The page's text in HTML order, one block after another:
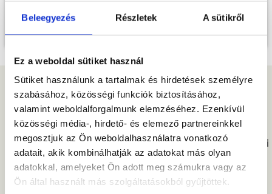
Beleegyezés Részletek A sütikről
Ez a weboldal sütiket használ
Sütiket használunk a tartalmak és hirdetések személyre
szabásához, közösségi funkciók biztosításához,
valamint weboldalforgalmunk elemzéséhez. Ezenkívül
közösségi média-, hirdető- és elemező partnereinkkel
megosztjuk az Ön weboldalhasználatra vonatkozó
adatait, akik kombinálhatják az adatokat más olyan
adatokkal, amelyeket Ön adott meg számukra vagy az
Ön által használt más szolgáltatásokból gyűjtöttek.
A Globe Dental Hungary komplex fogászati és
implantológiai központ, amely Balatonkenesén és
Budapesten, Óbudán várja pácienseit.
Rendelőinkben a legmodernebb diagnosztikai és kezelési
technológiák, összehangolt szakorvosi csapat és
prémium infrastruktúra biztosítja a magas szintű ellátást
az egyszerű beavatkozásoktól a komplex